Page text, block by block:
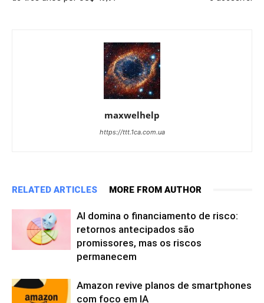
maxwelhelp
https://ttt.1ca.com.ua
RELATED ARTICLES MORE FROM AUTHOR
AI domina o financiamento de risco:
retornos antecipados são
promissores, mas os riscos
permanecem
Amazon revive planos de smartphones
com foco em IA